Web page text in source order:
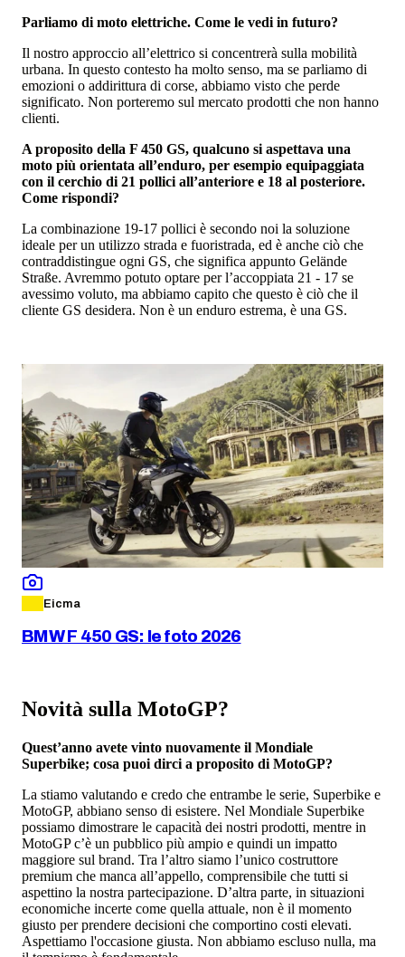
Parliamo di moto elettriche. Come le vedi in futuro?
Il nostro approccio all’elettrico si concentrerà sulla mobilità
urbana. In questo contesto ha molto senso, ma se parliamo di
emozioni o addirittura di corse, abbiamo visto che perde
significato. Non porteremo sul mercato prodotti che non hanno
clienti.
A proposito della F 450 GS, qualcuno si aspettava una
moto più orientata all’enduro, per esempio equipaggiata
con il cerchio di 21 pollici all’anteriore e 18 al posteriore.
Come rispondi?
La combinazione 19-17 pollici è secondo noi la soluzione
ideale per un utilizzo strada e fuoristrada, ed è anche ciò che
contraddistingue ogni GS, che significa appunto Gelände
Straße. Avremmo potuto optare per l’accoppiata 21 - 17 se
avessimo voluto, ma abbiamo capito che questo è ciò che il
cliente GS desidera. Non è un enduro estrema, è una GS.
Eicma
BMW F 450 GS: le foto 2026
Novità sulla MotoGP?
Quest’anno avete vinto nuovamente il Mondiale
Superbike; cosa puoi dirci a proposito di MotoGP?
La stiamo valutando e credo che entrambe le serie, Superbike e
MotoGP, abbiano senso di esistere. Nel Mondiale Superbike
possiamo dimostrare le capacità dei nostri prodotti, mentre in
MotoGP c’è un pubblico più ampio e quindi un impatto
maggiore sul brand. Tra l’altro siamo l’unico costruttore
premium che manca all’appello, comprensibile che tutti si
aspettino la nostra partecipazione. D’altra parte, in situazioni
economiche incerte come quella attuale, non è il momento
giusto per prendere decisioni che comportino costi elevati.
Aspettiamo l'occasione giusta. Non abbiamo escluso nulla, ma